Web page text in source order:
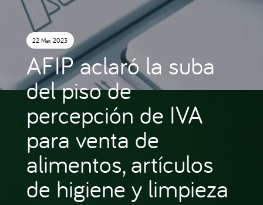
22 Mar. 2023
AFIP aclaró la suba
del piso de
percepción de IVA
para venta de
alimentos, artículos
de higiene y limpieza